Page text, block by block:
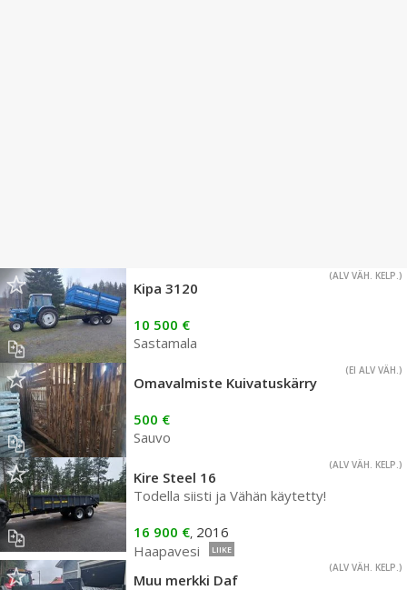
(ALV VÄH. KELP.)
Kipa 3120
10 500 €
Sastamala
(EI ALV VÄH.)
Omavalmiste Kuivatuskärry
500 €
Sauvo
(ALV VÄH. KELP.)
Kire Steel 16
Todella siisti ja Vähän käytetty!
16 900 €, 2016
Haapavesi
LIIKE
(ALV VÄH. KELP.)
Muu merkki Daf